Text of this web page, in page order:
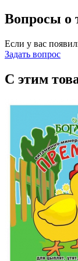
Вопросы о
Если у вас
Задать вопрос
С этим